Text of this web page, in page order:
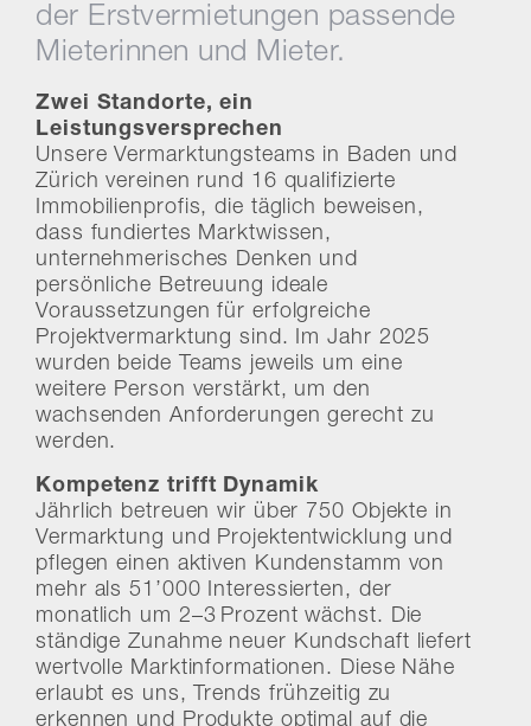
der Erstvermietungen passende
Mieterinnen und Mieter.
Zwei Standorte, ein
Leistungsversprechen
Unsere Vermarktungsteams in Baden und
Zürich vereinen rund 16 qualifizierte
Immobilienprofis, die täglich beweisen,
dass fundiertes Marktwissen,
unternehmerisches Denken und
persönliche Betreuung ideale
Voraussetzungen für erfolgreiche
Projektvermarktung sind. Im Jahr 2025
wurden beide Teams jeweils um eine
weitere Person verstärkt, um den
wachsenden Anforderungen gerecht zu
werden.
Kompetenz trifft Dynamik
Jährlich betreuen wir über 750 Objekte in
Vermarktung und Projektentwicklung und
pflegen einen aktiven Kundenstamm von
mehr als 51’000 Interessierten, der
monatlich um 2–3 Prozent wächst. Die
ständige Zunahme neuer Kundschaft liefert
wertvolle Marktinformationen. Diese Nähe
erlaubt es uns, Trends frühzeitig zu
erkennen und Produkte optimal auf die